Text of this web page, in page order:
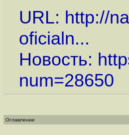
URL: http://
oficialn...
Новость:
num=28650
Оглавление